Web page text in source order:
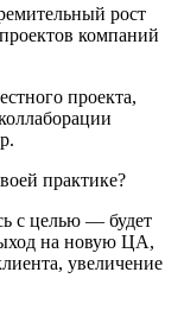
рост
компаний
проекта,
практике?
с целью — будет
на новую ЦА,
увеличение